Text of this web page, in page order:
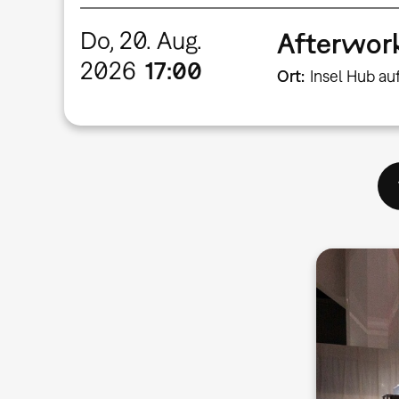
Do, 20. Aug.
2026 17:00 Ort Insel Hub